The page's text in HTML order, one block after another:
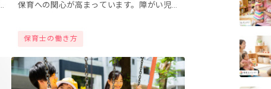
保育への関心が高まっています。障がい児
す。今回は、...
保育士の働き方